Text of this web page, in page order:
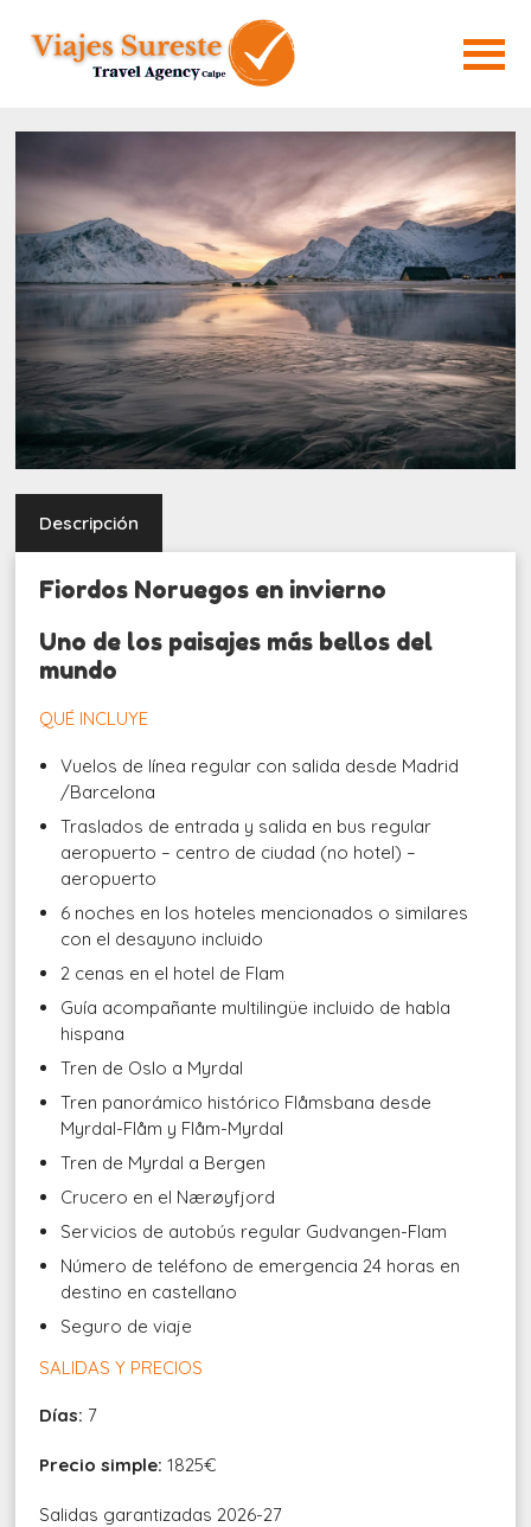
Descripción
Fiordos Noruegos en invierno
Uno de los paisajes más bellos del
mundo
QUÉ INCLUYE
Vuelos de línea regular con salida desde Madrid
/Barcelona
Traslados de entrada y salida en bus regular
aeropuerto – centro de ciudad (no hotel) –
aeropuerto
6 noches en los hoteles mencionados o similares
con el desayuno incluido
2 cenas en el hotel de Flam
Guía acompañante multilingüe incluido de habla
hispana
Tren de Oslo a Myrdal
Tren panorámico histórico Flåmsbana desde
Myrdal-Flåm y Flåm-Myrdal
Tren de Myrdal a Bergen
Crucero en el Nærøyfjord
Servicios de autobús regular Gudvangen-Flam
Número de teléfono de emergencia 24 horas en
destino en castellano
Seguro de viaje
SALIDAS Y PRECIOS
Días: 7
Precio simple: 1825€
Salidas garantizadas 2026-27